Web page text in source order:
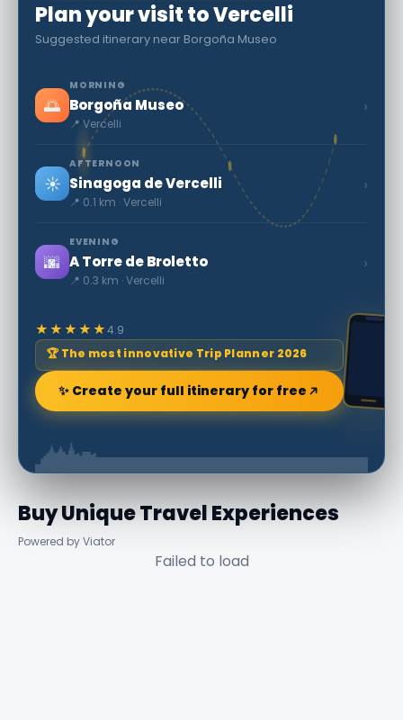
Plan your visit to Vercelli
Suggested itinerary near Borgoña Museo
🌅
MORNING
Borgoña Museo
📍 Vercelli
›
☀️
AFTERNOON
Sinagoga de Vercelli
📍 0.1 km · Vercelli
›
🌆
EVENING
A Torre de Broletto
📍 0.3 km · Vercelli
›
★★★★★4.9
🏆 The most innovative Trip Planner 2026
✨ Create your full itinerary for free
Buy Unique Travel Experiences
Powered by Viator
Failed to load